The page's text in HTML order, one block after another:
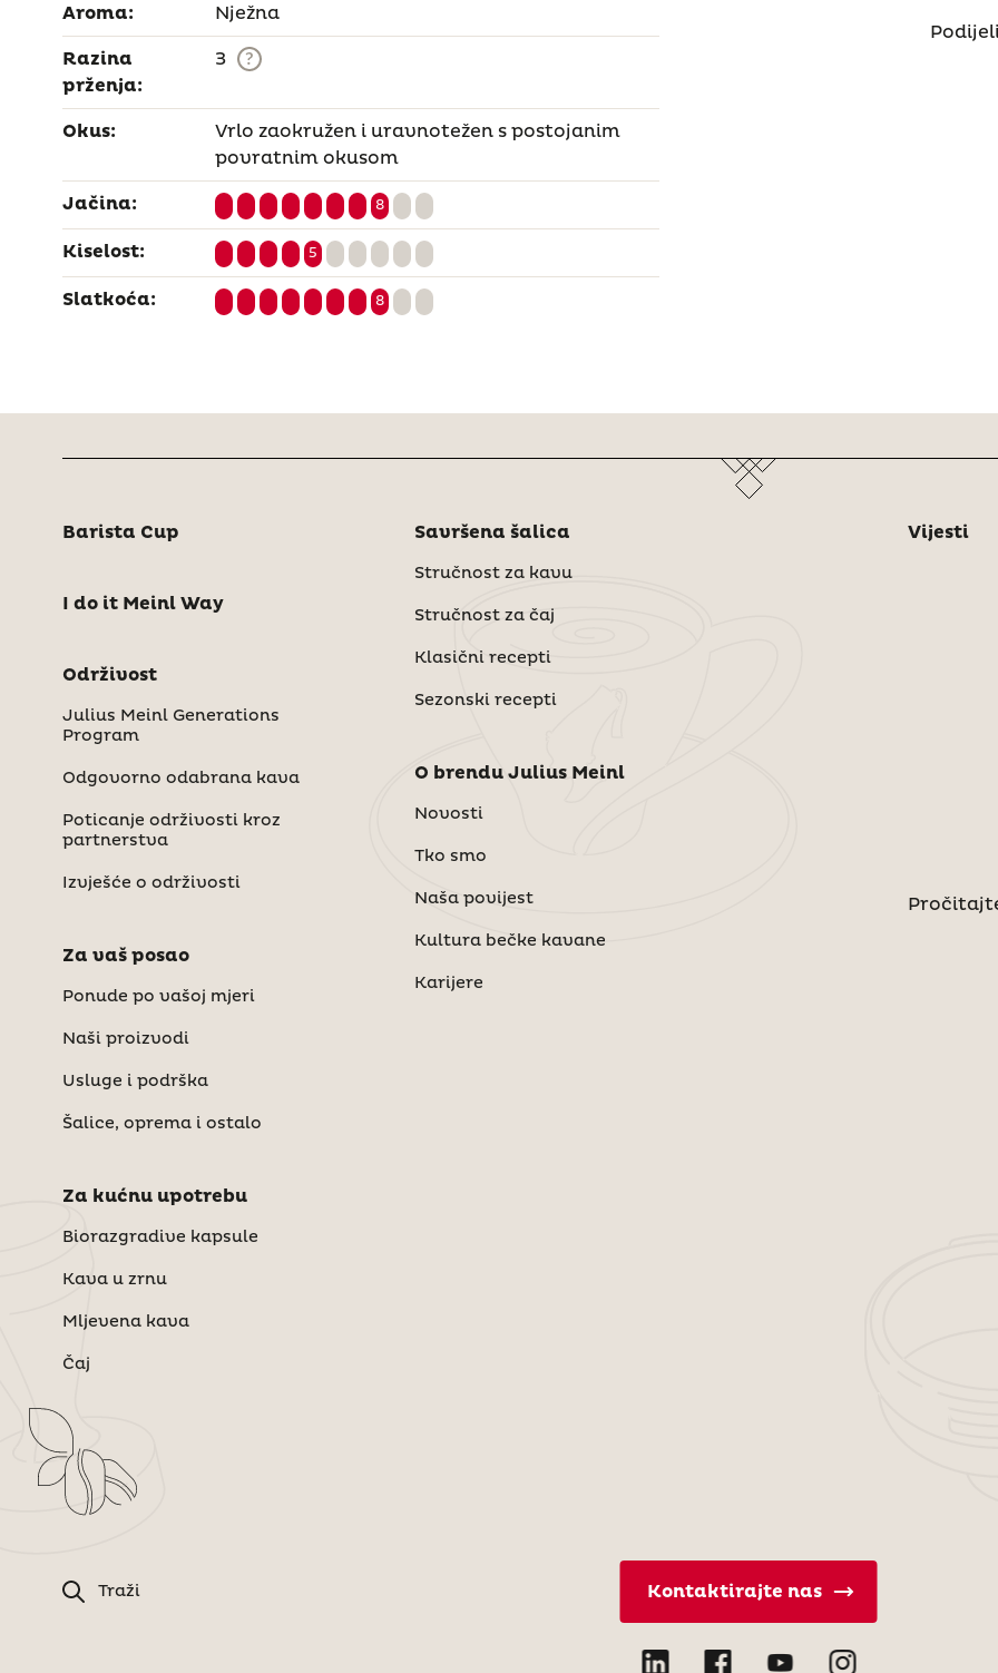
Aroma: Nježna
Razina
prženja:
3 ?
Okus:
Vrlo zaokružen i uravnotežen s postojanim
povratnim okusom
Jačina: 8
Kiselost: 5
Slatkoća: 8
Barista Cup
I do it Meinl Way
Održivost
Julius Meinl Generations
Program
Odgovorno odabrana kava
Poticanje održivosti kroz
partnerstva
Izvješće o održivosti
Za vaš posao
Ponude po vašoj mjeri
Naši proizvodi
Usluge i podrška
Šalice, oprema i ostalo
Za kućnu upotrebu
Biorazgradive kapsule
Kava u zrnu
Mljevena kava
Čaj
Savršena šalica
Stručnost za kavu
Stručnost za čaj
Klasični recepti
Sezonski recepti
O brendu Julius Meinl
Novosti
Tko smo
Naša povijest
Kultura bečke kavane
Karijere
Vijesti
Traži Kontaktirajte nas